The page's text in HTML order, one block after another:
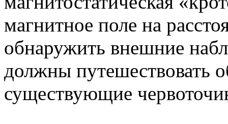
магнитное поле на
обнаружить внешние
должны путешествовать
существующие